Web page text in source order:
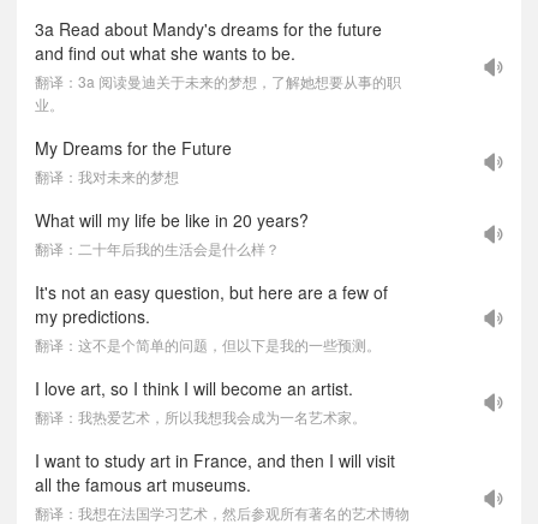
3a Read about Mandy's dreams for the future
and find out what she wants to be.
翻译：3a 阅读曼迪关于未来的梦想，了解她想要从事的职
业。
My Dreams for the Future
翻译：我对未来的梦想
What will my life be like in 20 years?
翻译：二十年后我的生活会是什么样？
It's not an easy question, but here are a few of
my predictions.
翻译：这不是个简单的问题，但以下是我的一些预测。
I love art, so I think I will become an artist.
翻译：我热爱艺术，所以我想我会成为一名艺术家。
I want to study art in France, and then I will visit
all the famous art museums.
翻译：我想在法国学习艺术，然后参观所有著名的艺术博物